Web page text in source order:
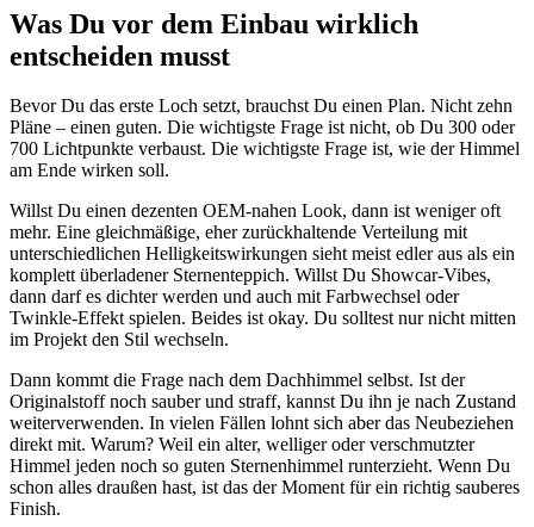
Was Du vor dem Einbau wirklich
entscheiden musst
Bevor Du das erste Loch setzt, brauchst Du einen Plan. Nicht zehn
Pläne – einen guten. Die wichtigste Frage ist nicht, ob Du 300 oder
700 Lichtpunkte verbaust. Die wichtigste Frage ist, wie der Himmel
am Ende wirken soll.
Willst Du einen dezenten OEM-nahen Look, dann ist weniger oft
mehr. Eine gleichmäßige, eher zurückhaltende Verteilung mit
unterschiedlichen Helligkeitswirkungen sieht meist edler aus als ein
komplett überladener Sternenteppich. Willst Du Showcar-Vibes,
dann darf es dichter werden und auch mit Farbwechsel oder
Twinkle-Effekt spielen. Beides ist okay. Du solltest nur nicht mitten
im Projekt den Stil wechseln.
Dann kommt die Frage nach dem Dachhimmel selbst. Ist der
Originalstoff noch sauber und straff, kannst Du ihn je nach Zustand
weiterverwenden. In vielen Fällen lohnt sich aber das Neubeziehen
direkt mit. Warum? Weil ein alter, welliger oder verschmutzter
Himmel jeden noch so guten Sternenhimmel runterzieht. Wenn Du
schon alles draußen hast, ist das der Moment für ein richtig sauberes
Finish.